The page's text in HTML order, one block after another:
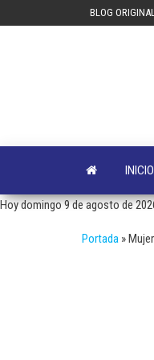
BLOG
INICIO
Hoy domingo 9 de agosto de
Portada »